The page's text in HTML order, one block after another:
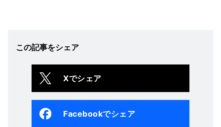
この記事をシェア
Xでシェア
Facebookでシェア